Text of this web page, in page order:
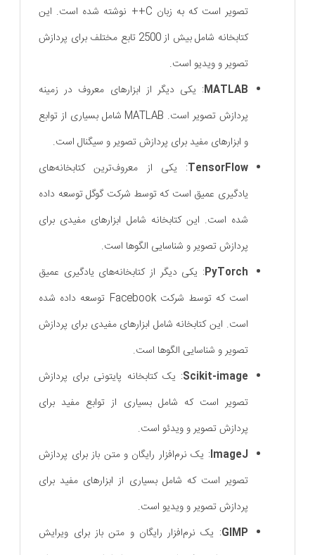
تصویر است که به زبان C++ نوشته شده است. این
کتابخانه شامل بیش از 2500 تابع مختلف برای پردازش
تصویر و ویدیو است.
MATLAB: یکی دیگر از ابزارهای معروف در زمینه
پردازش تصویر است. MATLAB شامل بسیاری از توابع
و ابزارهای مفید برای پردازش تصویر و سیگنال است.
TensorFlow: یکی از معروف‌ترین کتابخانه‌های
یادگیری عمیق است که توسط شرکت گوگل توسعه داده
شده است. این کتابخانه شامل ابزارهای مفیدی برای
پردازش تصویر و شناسایی الگوها است.
PyTorch: یکی دیگر از کتابخانه‌های یادگیری عمیق
است که توسط شرکت Facebook توسعه داده شده
است. این کتابخانه شامل ابزارهای مفیدی برای پردازش
تصویر و شناسایی الگوها است.
Scikit-image: یک کتابخانه پایتونی برای پردازش
تصویر است که شامل بسیاری از توابع مفید برای
پردازش تصویر و ویدئو است.
ImageJ: یک نرم‌افزار رایگان و متن‌ باز برای پردازش
تصویر است که شامل بسیاری از ابزارهای مفید برای
پردازش تصویر و ویدیو است.
GIMP: یک نرم‌افزار رایگان و متن‌ باز برای ویرایش